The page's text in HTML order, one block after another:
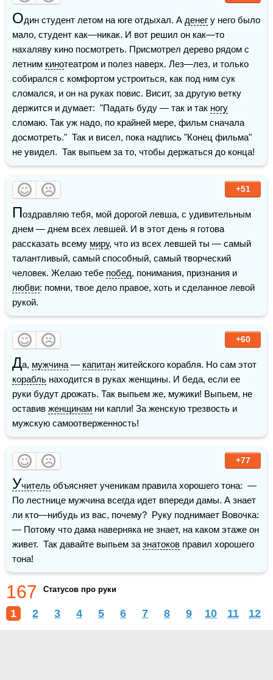
Один студент летом на юге отдыхал. А денег у него было
мало, студент как—никак. И вот решил он как—то
нахаляву кино посмотреть. Присмотрел дерево рядом с
летним кинотеатром и полез наверх. Лез—лез, и только
собирался с комфортом устроиться, как под ним сук
сломался, и он на руках повис. Висит, за другую ветку
держится и думает:  "Падать буду — так и так ногу
сломаю. Так уж надо, по крайней мере, фильм сначала
досмотреть."  Так и висел, пока надпись "Конец фильма"
не увидел.  Так выпьем за то, чтобы держаться до конца!
+51
Поздравляю тебя, мой дорогой левша, с удивительным
днем — днем всех левшей. И в этот день я готова
рассказать всему миру, что из всех левшей ты — самый
талантливый, самый способный, самый творческий
человек. Желаю тебе побед
любви: помни, твое дело правое, хоть и сделанное левой
рукой.
+60
Да, мужчина — капитан
корабль находится в руках женщины. И беда, если ее
руки будут дрожать. Так выпьем же, мужики! Выпьем, не
оставив женщинам ни капли! За женскую трезвость и
мужскую самоотверженность!
+77
Учитель объясняет ученикам правила хорошего тона:  —
По лестнице мужчина всегда идет впереди дамы. А знает
ли кто—нибудь из вас, почему?  Руку поднимает Вовочка:
— Потому что дама наверняка не знает, на каком этаже он
живет.  Так давайте выпьем за знатоков правил хорошего
тона!
167 Статусов про руки
1 2 3 4 5 6 7 8 9 10 11 12